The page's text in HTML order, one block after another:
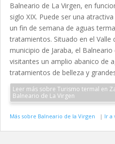
Balneario de La Virgen, en
siglo XIX. Puede ser una
un fin de semana de aguas
tratamientos. Situado en el Valle
municipio de Jaraba, el
visitantes un amplio abanico de
tratamientos de belleza y
Leer más sobre Turismo termal en
Balneario de La Virgen
Más sobre Balneario de la Virgen |